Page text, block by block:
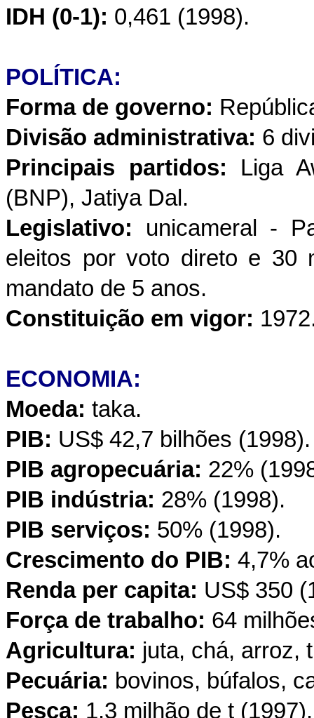
IDH (0-1): 0,461 (1998).
POLÍTICA:
Forma de governo:
Divisão administrativa: 6
Principais partidos: Liga
(BNP), Jatiya Dal.
Legislativo: unicameral -
eleitos por voto direto e 30
mandato de 5 anos.
Constituição em vigor:
ECONOMIA:
Moeda: taka.
PIB: US$ 42,7 bilhões (1998).
PIB agropecuária: 22%
PIB indústria: 28% (1998).
PIB serviços: 50% (1998).
Crescimento do PIB: 4,7%
Renda per capita: US$ 350
Força de trabalho: 64
Agricultura: juta, chá, arroz,
Pecuária: bovinos, búfalos,
Pesca: 1,3 milhão de t (1997).